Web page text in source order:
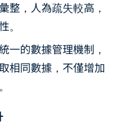
整，人為疏失較高，
。
一的數據管理機制，
相同數據，不僅增加